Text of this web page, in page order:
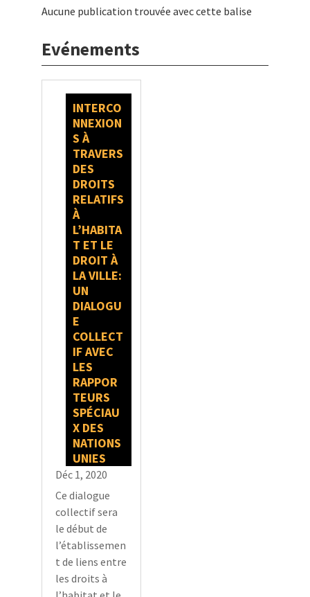
Aucune publication trouvée avec cette balise
Evénements
INTERCO
NNEXION
S À
TRAVERS
DES
DROITS
RELATIFS
À
L’HABITA
T ET LE
DROIT À
LA VILLE:
UN
DIALOGU
E
COLLECT
IF AVEC
LES
RAPPOR
TEURS
SPÉCIAU
X DES
NATIONS
UNIES
Déc 1, 2020
Ce dialogue
collectif sera
le début de
l’établissemen
t de liens entre
les droits à